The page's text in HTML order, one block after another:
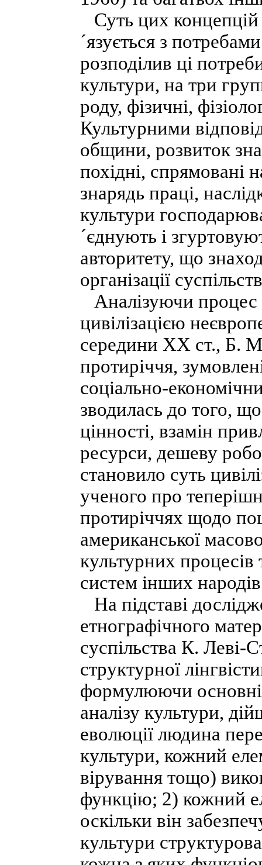
Суть цих
´язується з
розподілив ці
культури, на три
роду, фізичні,
Культурними
общини, розвиток
похідні, спрямовані
знарядь праці,
культури
´єднують і
авторитету, що
організації
Аналізуючи процес
цивілізацією
середини XX ст., Б.
протиріччя,
соціально-
зводилась до того,
цінності, взамін
ресурси, дешеву
становило суть
ученого про
протиріччях щодо
американської
культурних процесів
систем інших народів
На підставі
етнографічного
суспільства К. Леві-
структурної
формулюючи
аналізу культури,
еволюції людина
культури, кожний
вірування тощо)
функцію; 2) кожний
оскільки він
культури